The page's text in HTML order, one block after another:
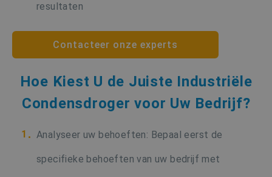
resultaten
Contacteer onze experts
Hoe Kiest U de Juiste Industriële
Condensdroger voor Uw Bedrijf?
Analyseer uw behoeften: Bepaal eerst de
specifieke behoeften van uw bedrijf met